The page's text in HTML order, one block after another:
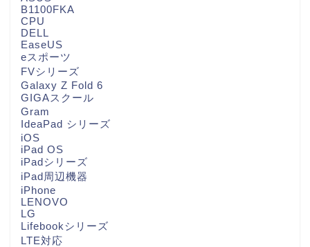
B1100FKA
CPU
DELL
EaseUS
eスポーツ
FVシリーズ
Galaxy Z Fold 6
GIGAスクール
Gram
IdeaPad シリーズ
iOS
iPad OS
iPadシリーズ
iPad周辺機器
iPhone
LENOVO
LG
Lifebookシリーズ
LTE対応